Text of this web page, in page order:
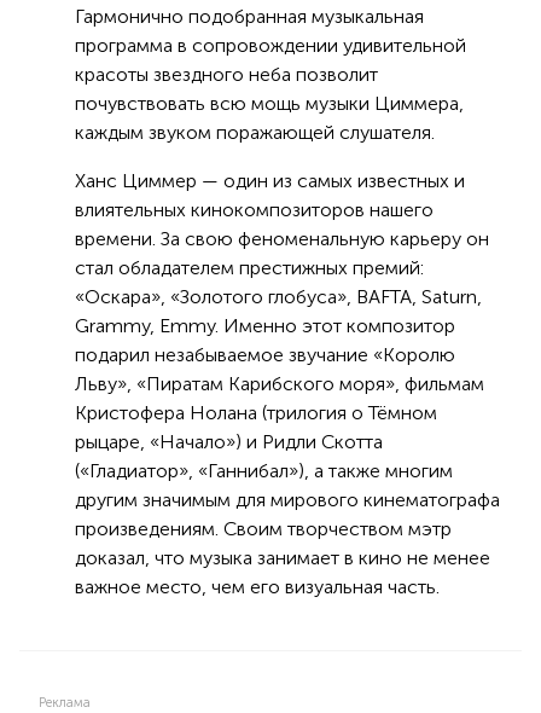
Гармонично подобранная музыкальная
программа в сопровождении удивительной
красоты звездного неба позволит
почувствовать всю мощь музыки Циммера,
каждым звуком поражающей слушателя.
Ханс Циммер — один из самых известных и
влиятельных кинокомпозиторов нашего
времени. За свою феноменальную карьеру он
стал обладателем престижных премий:
«Оскара», «Золотого глобуса», BAFTA, Saturn,
Grammy, Emmy. Именно этот композитор
подарил незабываемое звучание «Королю
Льву», «Пиратам Карибского моря», фильмам
Кристофера Нолана (трилогия о Тёмном
рыцаре, «Начало») и Ридли Скотта
(«Гладиатор», «Ганнибал»), а также многим
другим значимым для мирового кинематографа
произведениям. Своим творчеством мэтр
доказал, что музыка занимает в кино не менее
важное место, чем его визуальная часть.
Реклама